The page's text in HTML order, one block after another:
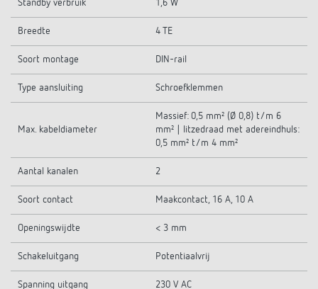
Standby verbruik 1,6 W
Breedte 4 TE
Soort montage DIN-rail
Type aansluiting Schroefklemmen
Max. kabeldiameter
Massief: 0,5 mm² (Ø 0,8) t/m 6
mm² | litzedraad met adereindhuls:
0,5 mm² t/m 4 mm²
Aantal kanalen 2
Soort contact Maakcontact, 16 A, 10 A
Openingswijdte < 3 mm
Schakeluitgang Potentiaalvrij
Spanning uitgang 230 V AC